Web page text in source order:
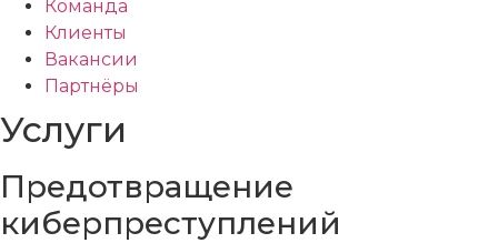
Команда
Клиенты
Вакансии
Партнёры
Услуги
Предотвращение
киберпреступлений